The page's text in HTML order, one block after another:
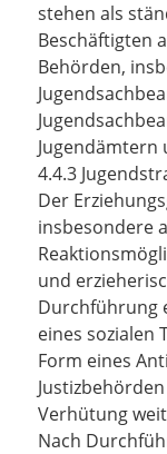
stehen als
Beschäftigten
Behörden,
Jugendämtern
4.4.3
Der
insbesondere
und
Durchführung
eines sozialen
Form eines
Verhütung
Nach